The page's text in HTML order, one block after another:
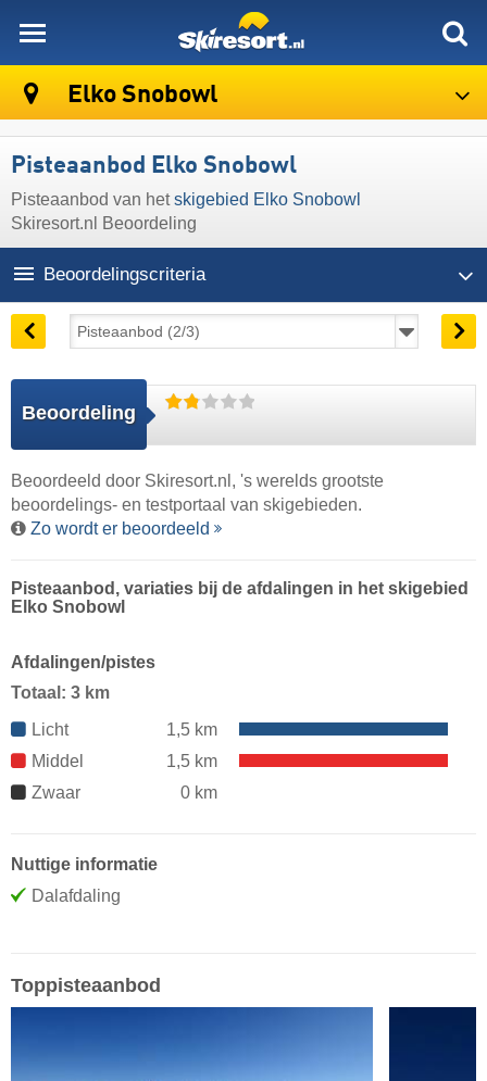
Elko Snobowl
Pisteaanbod Elko Snobowl
Pisteaanbod van hetskigebied Elko Snobowl
Skiresort.nl Beoordeling
Beoordelingscriteria
Beoordeling
Beoordeeld door Skiresort.nl , 's werelds grootste
beoordelings- en testportaal van skigebieden.
Zo wordt er beoordeeld
Pisteaanbod, variaties bij de afdalingen in het skigebied
Elko Snobowl
Afdalingen/pistes
Totaal: 3 km
Licht
1,5 km
Middel
1,5 km
Zwaar
0 km
Nuttige informatie
Dalafdaling
Toppisteaanbod